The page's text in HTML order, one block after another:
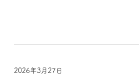
2026年3月27日